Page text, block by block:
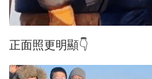
正面照更明顯👇